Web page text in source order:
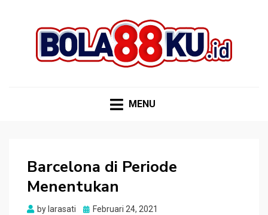
MENU
Barcelona di Periode
Menentukan
by larasati
Posted
Februari 24, 2021